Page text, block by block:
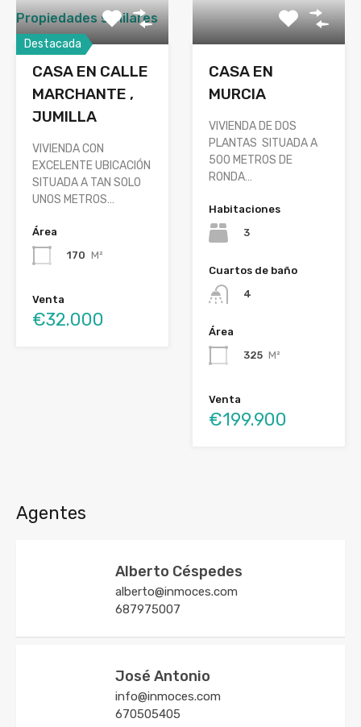
Propiedades similares
Destacada
CASA EN CALLE
MARCHANTE ,
JUMILLA
VIVIENDA CON
EXCELENTE UBICACIÓN
SITUADA A TAN SOLO
UNOS METROS…
Área
170 M²
Venta
€32.000
CASA EN
MURCIA
VIVIENDA DE DOS
PLANTAS SITUADA A
500 METROS DE
RONDA…
Habitaciones
3
Cuartos de baño
4
Área
325 M²
Venta
€199.900
Agentes
Alberto Céspedes
alberto@inmoces.com
687975007
José Antonio
info@inmoces.com
670505405